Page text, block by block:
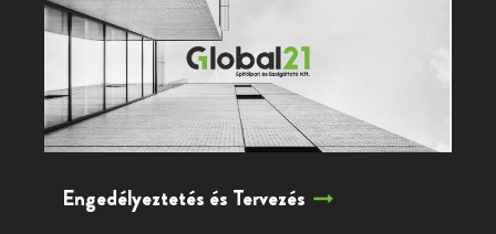
Engedélyeztetés és Tervezés